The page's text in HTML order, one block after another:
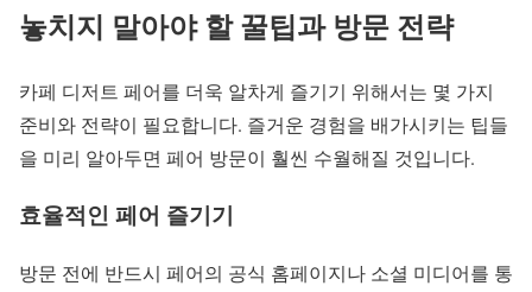
놓치지 말아야 할 꿀팁과 방문 전략
카페 디저트 페어를 더욱 알차게 즐기기 위해서는 몇 가지
준비와 전략이 필요합니다. 즐거운 경험을 배가시키는 팁들
을 미리 알아두면 페어 방문이 훨씬 수월해질 것입니다.
효율적인 페어 즐기기
방문 전에 반드시 페어의 공식 홈페이지나 소셜 미디어를 통